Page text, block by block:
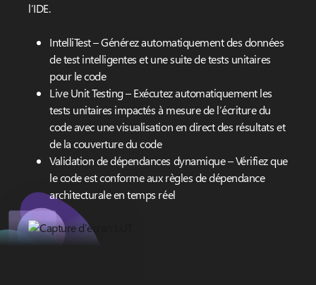
l’IDE.
IntelliTest – Générez automatiquement des données
de test intelligentes et une suite de tests unitaires
pour le code
Live Unit Testing – Exécutez automatiquement les
tests unitaires impactés à mesure de l’écriture du
code avec une visualisation en direct des résultats et
de la couverture du code
Validation de dépendances dynamique – Vérifiez que
le code est conforme aux règles de dépendance
architecturale en temps réel